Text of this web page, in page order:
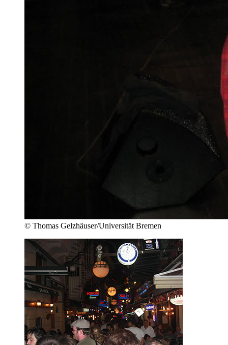
© Thomas Gelzhäuser/Universität Bremen